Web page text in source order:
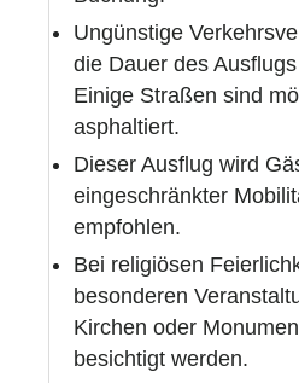
Ungünstige
die Dauer des
Einige Straßen sind
asphaltiert.
Dieser Ausflug wird
eingeschränkter
empfohlen.
Bei religiösen
besonderen
Kirchen oder
besichtigt werden.